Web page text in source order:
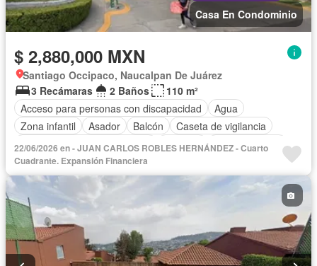
Casa En Condominio
$ 2,880,000 MXN
Santiago Occipaco, Naucalpan De Juárez
3 Recámaras
2 Baños
110 m²
Acceso para personas con discapacidad
Agua
Zona infantil
Asador Balcón
Caseta de vigilancia
Circuito cerrado de televisión
Cisterna
Cocina integral
Cuarto de servicio
Electricidad
Gas natural
Internet Jardín
Recámara con closet
Televisión por cable
22/06/2026 en - JUAN CARLOS ROBLES HERNÁNDEZ - Cuarto
Cuadrante. Expansión Financiera